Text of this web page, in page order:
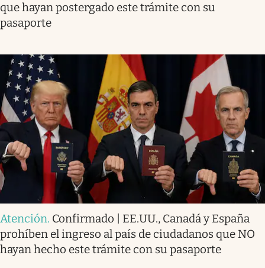
que hayan postergado este trámite con su
pasaporte
Atención. Confirmado | EE.UU., Canadá y España
prohíben el ingreso al país de ciudadanos que NO
hayan hecho este trámite con su pasaporte